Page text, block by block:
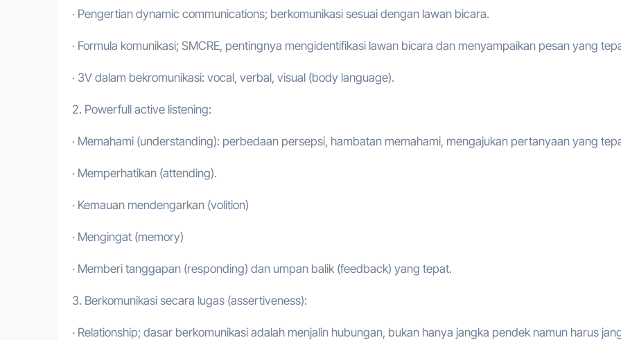
· Pengertian dynamic communications; berkomunikasi sesuai dengan lawan bicara.
· Formula komunikasi; SMCRE, pentingnya mengidentifikasi lawan bicara dan menyampaikan pesan yang
· 3V dalam bekromunikasi: vocal, verbal, visual (body language).
2. Powerfull active listening:
· Memahami (understanding): perbedaan persepsi, hambatan memahami, mengajukan pertanyaan yang
· Memperhatikan (attending).
· Kemauan mendengarkan (volition)
· Mengingat (memory)
· Memberi tanggapan (responding) dan umpan balik (feedback) yang tepat.
3. Berkomunikasi secara lugas (assertiveness):
· Relationship; dasar berkomunikasi adalah menjalin hubungan, bukan hanya jangka pendek namun harus